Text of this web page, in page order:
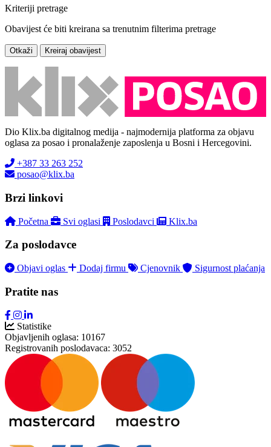
Kriteriji pretrage
Obavijest će biti kreirana sa trenutnim filterima pretrage
Otkaži Kreiraj obavijest
Dio Klix.ba digitalnog medija - najmodernija platforma za objavu
oglasa za posao i pronalaženje zaposlenja u Bosni i Hercegovini.
+387 33 263 252
posao@klix.ba
Brzi linkovi
Početna Svi oglasi Poslodavci Klix.ba
Za poslodavce
Objavi oglas Dodaj firmu Cjenovnik Sigurnost plaćanja
Pratite nas
Statistike
Objavljenih oglasa: 10167
Registrovanih poslodavaca: 3052